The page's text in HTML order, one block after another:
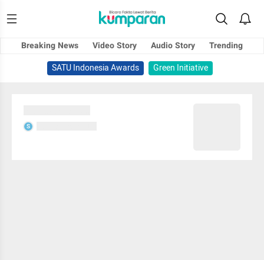
Breaking News Video Story Audio Story
Trending
SATU Indonesia Awards
Green Initiative
S